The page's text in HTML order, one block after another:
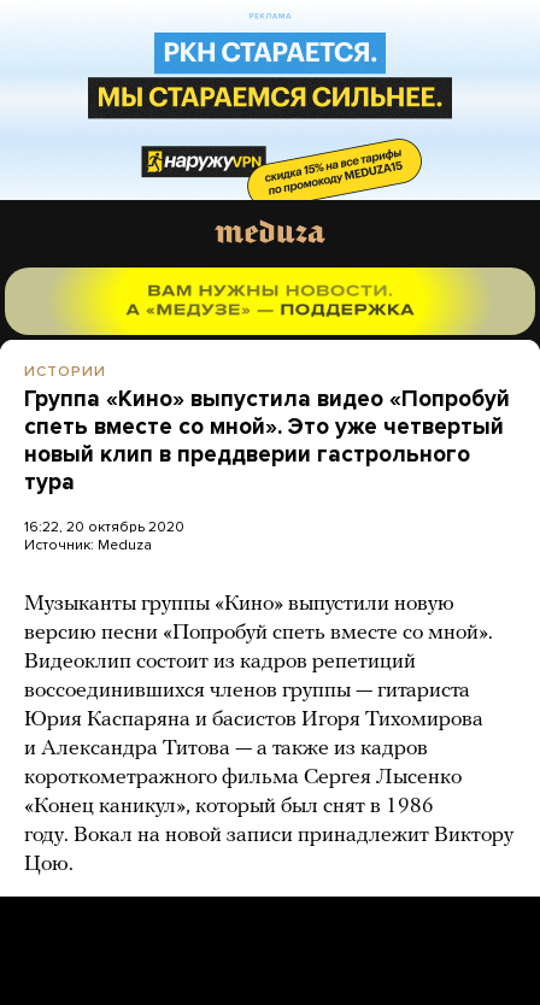
ИСТОРИИ
Группа «Кино» выпустила видео «Попробуй
спеть вместе со мной». Это уже четвертый
новый клип в преддверии гастрольного
тура
16:22, 20 октябрь 2020
Источник: Meduza
Музыканты группы «Кино» выпустили новую
версию песни «Попробуй спеть вместе со мной».
Видеоклип состоит из кадров репетиций
воссоединившихся членов группы — гитариста
Юрия Каспаряна и басистов Игоря Тихомирова
и Александра Титова — а также из кадров
короткометражного фильма Сергея Лысенко
«Конец каникул», который был снят в 1986
году. Вокал на новой записи принадлежит Виктору
Цою.